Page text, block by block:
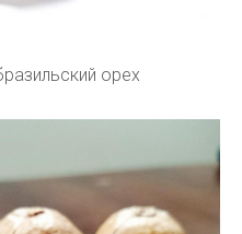
орех